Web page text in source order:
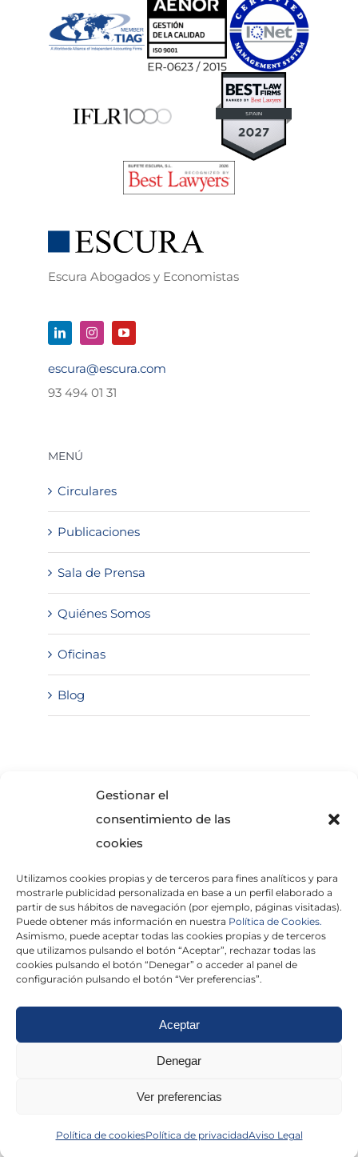
Gestionar el
consentimiento de las
cookies
Utilizamos cookies propias y de terceros para fines analíticos y para
mostrarle publicidad personalizada en base a un perfil elaborado a
partir de sus hábitos de navegación (por ejemplo, páginas visitadas).
Puede obtener más información en nuestra Política de Cookies.
Asimismo, puede aceptar todas las cookies propias y de terceros
que utilizamos pulsando el botón “Aceptar”, rechazar todas las
cookies pulsando el botón “Denegar” o acceder al panel de
configuración pulsando el botón “Ver preferencias”.
Aceptar
Denegar
Ver preferencias
Política de cookiesPolítica de privacidadAviso Legal
Escura Abogados y Economistas
escura@escura.com
93 494 01 31
MENÚ
Circulares
Publicaciones
Sala de Prensa
Quiénes Somos
Oficinas
Blog
He leído y acepto laPolítica de Privacidad
Politica de cookies|Aviso Legal
Madrid|Tarragona